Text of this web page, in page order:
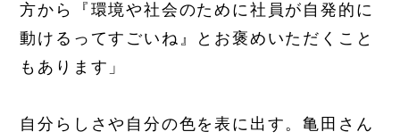
方から『環境や社会のために社員が自発的に
動けるってすごいね』とお褒めいただくこと
もあります」
自分らしさや自分の色を表に出す。亀田さん